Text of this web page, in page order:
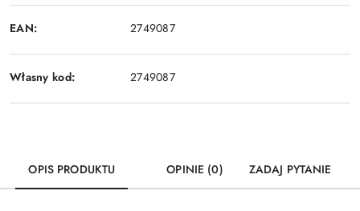
EAN: 2749087
Własny kod: 2749087
OPIS PRODUKTU OPINIE (0) ZADAJ PYTANIE